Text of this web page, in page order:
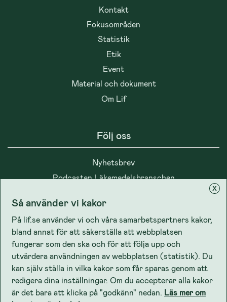
x
Så använder vi kakor
På lif.se använder vi och våra samarbetspartners kakor,
bland annat för att säkerställa att webbplatsen
fungerar som den ska och för att följa upp och
utvärdera användningen av webbplatsen (statistik). Du
kan själv ställa in vilka kakor som får sparas genom att
redigera dina inställningar. Om du accepterar alla kakor
är det bara att klicka på "godkänn" nedan. Läs mer om
Kontakt
Fokusområden
Statistik
Etik
Event
Material och dokument
Om Lif
Följ oss
Nyhetsbrev
Podcasten Läkemedelsbranschen
Integritet
Cookiepolicy
Lifs dataskyddspolicy